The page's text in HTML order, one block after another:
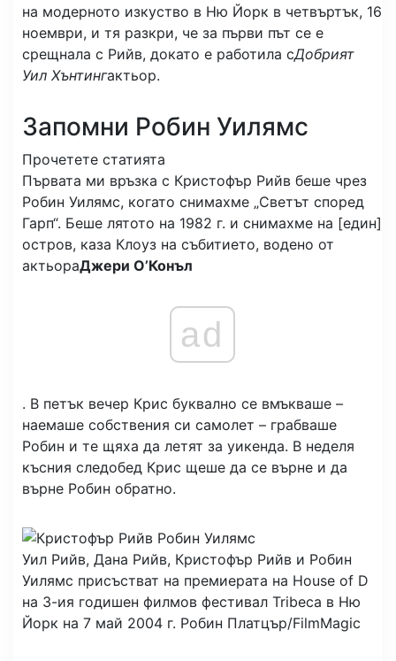
на модерното изкуство в Ню Йорк в четвъртък, 16
ноември, и тя разкри, че за първи път се е
срещнала с Рийв, докато е работила сДобрият
Уил Хънтингактьор.
Запомни Робин Уилямс
Прочетете статията
Първата ми връзка с Кристофър Рийв беше чрез
Робин Уилямс, когато снимахме „Светът според
Гарп“. Беше лятото на 1982 г. и снимахме на [един]
остров, каза Клоуз на събитието, водено от
актьораДжери О’Конъл
ad
. В петък вечер Крис буквално се вмъкваше –
наемаше собствения си самолет – грабваше
Робин и те щяха да летят за уикенда. В неделя
късния следобед Крис щеше да се върне и да
върне Робин обратно.
Уил Рийв, Дана Рийв, Кристофър Рийв и Робин
Уилямс присъстват на премиерата на House of D
на 3-ия годишен филмов фестивал Tribeca в Ню
Йорк на 7 май 2004 г. Робин Платцър/FilmMagic